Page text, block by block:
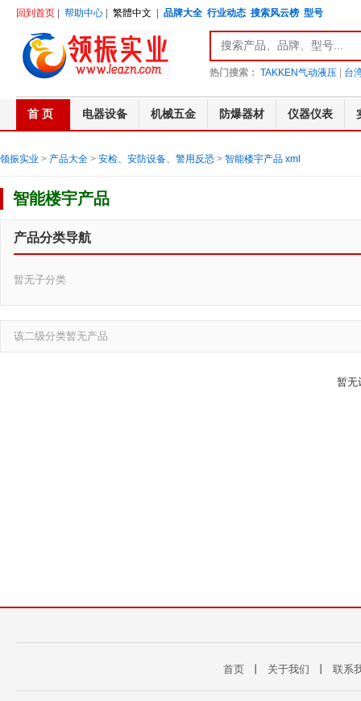
回到首页 帮助中心 繁體中文 品牌大全 行业动态 搜索风云榜 型号
热门搜索： TAKKEN气动液压 台
首 页 电器设备 机械五金 防爆器材 仪器仪表
领振实业 > 产品大全 > 安检、安防设备、警用反恐 > 智能楼宇产品 xml
智能楼宇产品
产品分类导航
暂无子分类
该二级分类暂无产品
暂无
首页 关于我们 联系